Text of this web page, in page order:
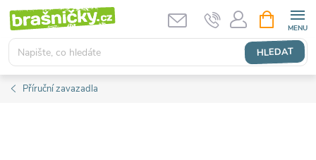
Přejít
obsah
HLEDAT
NÁKUPNÍ
KOŠÍK
Příruční zavazadla